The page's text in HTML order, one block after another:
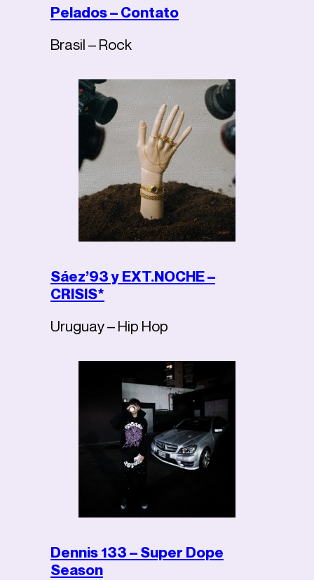
Pelados – Contato
Brasil – Rock
Sáez’93 y EXT.NOCHE –
CRISIS*
Uruguay – Hip Hop
Dennis 133 – Super Dope
Season